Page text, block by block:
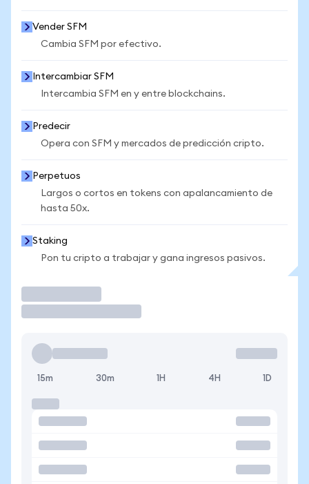
Vender SFM
Cambia SFM por efectivo.
Intercambiar SFM
Intercambia SFM en y entre blockchains.
Predecir
Opera con SFM y mercados de predicción cripto.
Perpetuos
Largos o cortos en tokens con apalancamiento de
hasta 50x.
Staking
Pon tu cripto a trabajar y gana ingresos pasivos.
15m 30m 1H 4H 1D